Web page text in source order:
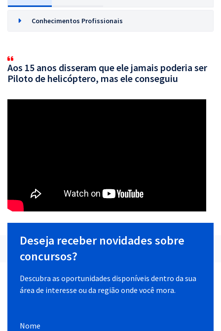
Conhecimentos Profissionais
Aos 15 anos disseram que ele jamais poderia ser
Piloto de helicóptero, mas ele conseguiu
Deseja receber novidades sobre
concursos?
Descubra as oportunidades disponíveis dentro da sua
área de interesse ou da região onde você mora.
Nome